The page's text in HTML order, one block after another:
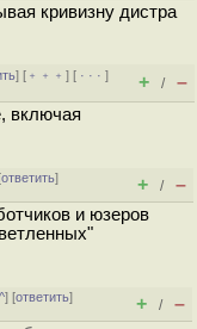
кривизну дистра
] [ ﹢﹢﹢] [ · · ·]
+ / –
включая
ответить]
+ / –
и юзеров
] [ответить]
+ / –